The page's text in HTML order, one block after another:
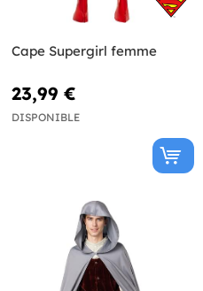
Cape Supergirl femme
23,99 €
DISPONIBLE